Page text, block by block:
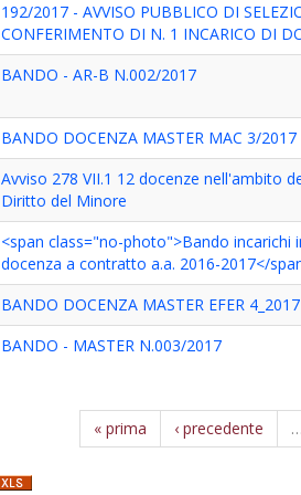
192/2017 - AVVISO PUBBLICO DI
CONFERIMENTO DI N. 1 INCARICO DI
BANDO - AR-B N.002/2017
BANDO DOCENZA MASTER MAC 3/2017
Avviso 278 VII.1 12 docenze nell'ambito
Diritto del Minore
<span class="no-photo">Bando incarichi
docenza a contratto a.a. 2016-2017</
BANDO DOCENZA MASTER EFER 4_2017
BANDO - MASTER N.003/2017
« prima ‹ precedente …